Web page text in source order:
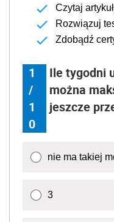
Czytaj
Rozwiązuj
Zdobądź
1
/
1
0
Ile tygodni
można
jeszcze
nie ma takiej
3